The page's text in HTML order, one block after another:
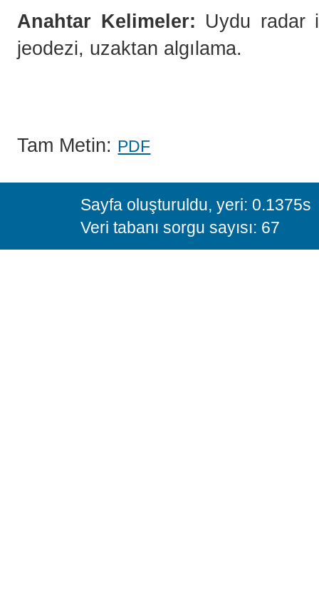
Anahtar Kelimeler: Uydu radar
jeodezi, uzaktan algılama.
Tam Metin: PDF
Sayfa oluşturuldu, yeri: 0.1375s
Veri tabanı sorgu sayısı: 67